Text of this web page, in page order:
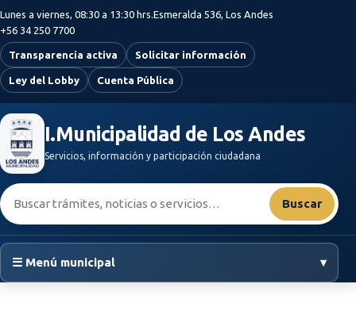
Saltar al contenido principal
Lunes a viernes, 08:30 a 13:30 hrs.Esmeralda 536, Los Andes
+56 34 250 7700
Transparencia activa Solicitar información
Ley del Lobby Cuenta Pública
I.Municipalidad de Los Andes
Servicios, información y participación ciudadana
Buscar:
Buscar
☰ Menú municipal ▾